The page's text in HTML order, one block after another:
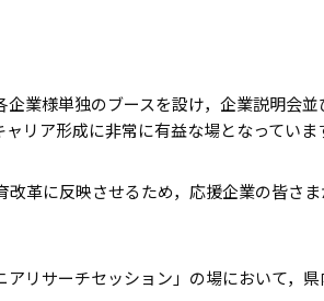
業様単独のブースを設け，企業説明会
リア形成に非常に有益な場となっていま
革に反映させるため，応援企業の皆さ
リサーチセッション」の場において，